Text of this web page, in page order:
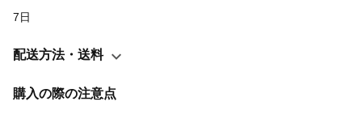
7日
配送方法・送料
購入の際の注意点